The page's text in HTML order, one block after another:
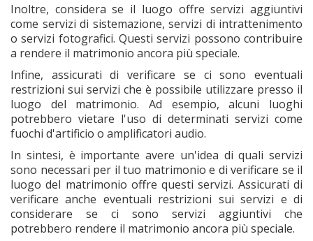
Inoltre, considera se il luogo offre servizi aggiuntivi
come servizi di sistemazione, servizi di intrattenimento
o servizi fotografici. Questi servizi possono contribuire
a rendere il matrimonio ancora più speciale.
Infine, assicurati di verificare se ci sono eventuali
restrizioni sui servizi che è possibile utilizzare presso il
luogo del matrimonio. Ad esempio, alcuni luoghi
potrebbero vietare l'uso di determinati servizi come
fuochi d'artificio o amplificatori audio.
In sintesi, è importante avere un'idea di quali servizi
sono necessari per il tuo matrimonio e di verificare se il
luogo del matrimonio offre questi servizi. Assicurati di
verificare anche eventuali restrizioni sui servizi e di
considerare se ci sono servizi aggiuntivi che
potrebbero rendere il matrimonio ancora più speciale.